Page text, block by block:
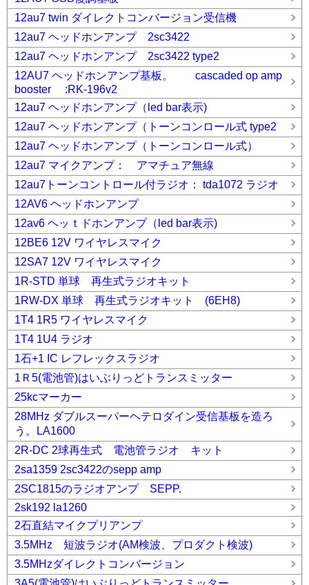
12au7 twin ダイレクトコンバージョン受信機
12au7 ヘッドホンアンプ 2sc3422
12au7 ヘッドホンアンプ 2sc3422 type2
12AU7 ヘッドホンアンプ基板。 cascaded op amp
booster :RK-196v2
12au7 ヘッドホンアンプ（led bar表示)
12au7 ヘッドホンアンプ（トーンコンロール式 type2
12au7 ヘッドホンアンプ（トーンコンロール式）
12au7 マイクアンプ： アマチュア無線
12au7トーンコントロール付ラジオ： tda1072 ラジオ
12AV6 ヘッドホンアンプ
12av6 ヘッｔドホンアンプ（led bar表示)
12BE6 12V ワイヤレスマイク
12SA7 12V ワイヤレスマイク
1R-STD 単球 再生式ラジオキット
1RW-DX 単球 再生式ラジオキット (6EH8)
1T4 1R5 ワイヤレスマイク
1T4 1U4 ラジオ
1石+1 IC レフレックスラジオ
1Ｒ5(電池管)はいぶりっどトランスミッター
25kcマーカー
28MHz ダブルスーパーヘテロダイン受信基板を造ろ
う。LA1600
2R-DC 2球再生式 電池管ラジオ キット
2sa1359 2sc3422のsepp amp
2SC1815のラジオアンプ SEPP.
2sk192 la1260
2石直結マイクプリアンプ
3.5MHz 短波ラジオ(AM検波、プロダクト検波)
3.5MHzダイレクトコンバージョン